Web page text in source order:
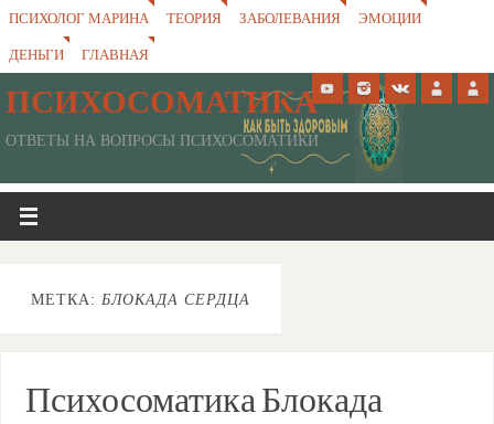
ПСИХОЛОГ МАРИНА ТЕОРИЯ ЗАБОЛЕВАНИЯ
ЭМОЦИИ
ДЕНЬГИ
ГЛАВНАЯ
ПСИХОСОМАТИКА
ОТВЕТЫ НА ВОПРОСЫ ПСИХОСОМАТИКИ
МЕТКА: БЛОКАДА СЕРДЦА
Психосоматика Блокада